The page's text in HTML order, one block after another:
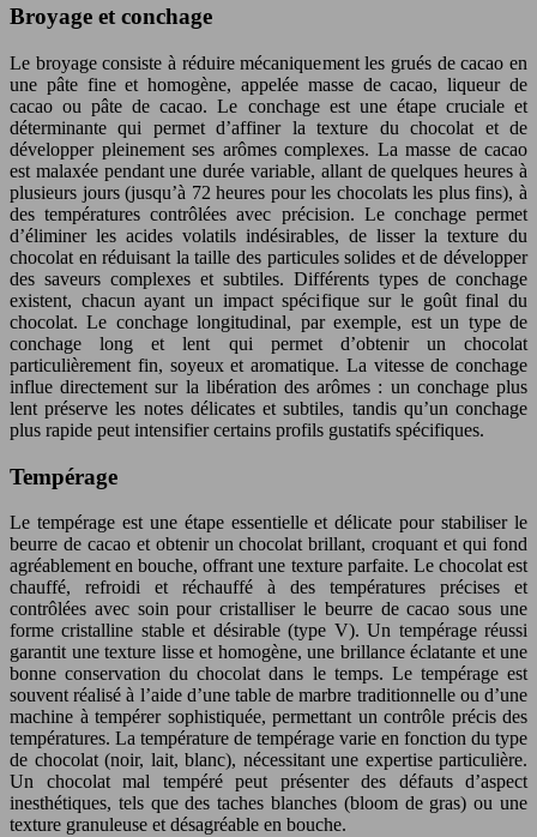
Broyage et conchage
Le broyage consiste à réduire mécaniquement les grués de cacao en
une pâte fine et homogène, appelée masse de cacao, liqueur de
cacao ou pâte de cacao. Le conchage est une étape cruciale et
déterminante qui permet d’affiner la texture du chocolat et de
développer pleinement ses arômes complexes. La masse de cacao
est malaxée pendant une durée variable, allant de quelques heures à
plusieurs jours (jusqu’à 72 heures pour les chocolats les plus fins), à
des températures contrôlées avec précision. Le conchage permet
d’éliminer les acides volatils indésirables, de lisser la texture du
chocolat en réduisant la taille des particules solides et de développer
des saveurs complexes et subtiles. Différents types de conchage
existent, chacun ayant un impact spécifique sur le goût final du
chocolat. Le conchage longitudinal, par exemple, est un type de
conchage long et lent qui permet d’obtenir un chocolat
particulièrement fin, soyeux et aromatique. La vitesse de conchage
influe directement sur la libération des arômes : un conchage plus
lent préserve les notes délicates et subtiles, tandis qu’un conchage
plus rapide peut intensifier certains profils gustatifs spécifiques.
Tempérage
Le tempérage est une étape essentielle et délicate pour stabiliser le
beurre de cacao et obtenir un chocolat brillant, croquant et qui fond
agréablement en bouche, offrant une texture parfaite. Le chocolat est
chauffé, refroidi et réchauffé à des températures précises et
contrôlées avec soin pour cristalliser le beurre de cacao sous une
forme cristalline stable et désirable (type V). Un tempérage réussi
garantit une texture lisse et homogène, une brillance éclatante et une
bonne conservation du chocolat dans le temps. Le tempérage est
souvent réalisé à l’aide d’une table de marbre traditionnelle ou d’une
machine à tempérer sophistiquée, permettant un contrôle précis des
températures. La température de tempérage varie en fonction du type
de chocolat (noir, lait, blanc), nécessitant une expertise particulière.
Un chocolat mal tempéré peut présenter des défauts d’aspect
inesthétiques, tels que des taches blanches (bloom de gras) ou une
texture granuleuse et désagréable en bouche.